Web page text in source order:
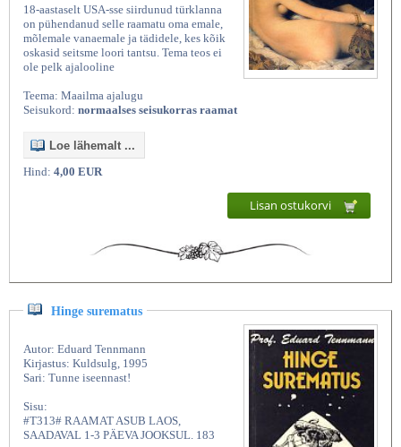
18-aastaselt USA-sse siirdunud türklanna
on pühendanud selle raamatu oma emale,
mõlemale vanaemale ja tädidele, kes kõik
oskasid seitsme loori tantsu. Tema teos ei
ole pelk ajalooline
Teema: Maailma ajalugu
Seisukord: normaalses seisukorras raamat
Loe lähemalt ...
Hind: 4,00 EUR
Lisan ostukorvi
Hinge surematus
Autor: Eduard Tennmann
Kirjastus: Kuldsulg, 1995
Sari: Tunne iseennast!
Sisu:
#T313# RAAMAT ASUB LAOS,
SAADAVAL 1-3 PÄEVA JOOKSUL. 183